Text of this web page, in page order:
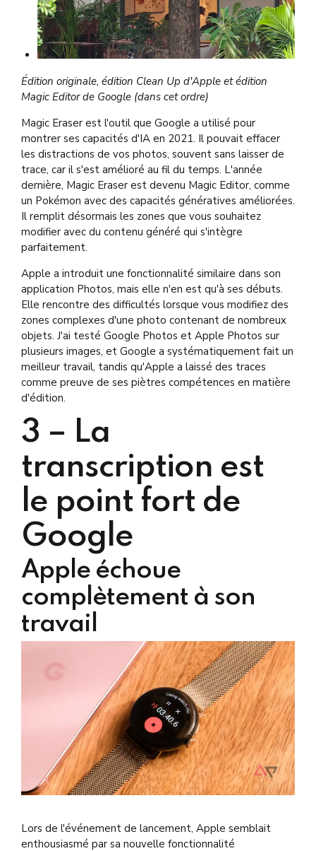
Édition originale, édition Clean Up d'Apple et édition
Magic Editor de Google (dans cet ordre)
Magic Eraser est l'outil que Google a utilisé pour
montrer ses capacités d'IA en 2021. Il pouvait effacer
les distractions de vos photos, souvent sans laisser de
trace, car il s'est amélioré au fil du temps. L'année
dernière, Magic Eraser est devenu Magic Editor, comme
un Pokémon avec des capacités génératives améliorées.
Il remplit désormais les zones que vous souhaitez
modifier avec du contenu généré qui s'intègre
parfaitement.
Apple a introduit une fonctionnalité similaire dans son
application Photos, mais elle n'en est qu'à ses débuts.
Elle rencontre des difficultés lorsque vous modifiez des
zones complexes d'une photo contenant de nombreux
objets. J'ai testé Google Photos et Apple Photos sur
plusieurs images, et Google a systématiquement fait un
meilleur travail, tandis qu'Apple a laissé des traces
comme preuve de ses piètres compétences en matière
d'édition.
3 – La
transcription est
le point fort de
Google
Apple échoue
complètement à son
travail
Lors de l'événement de lancement, Apple semblait
enthousiasmé par sa nouvelle fonctionnalité